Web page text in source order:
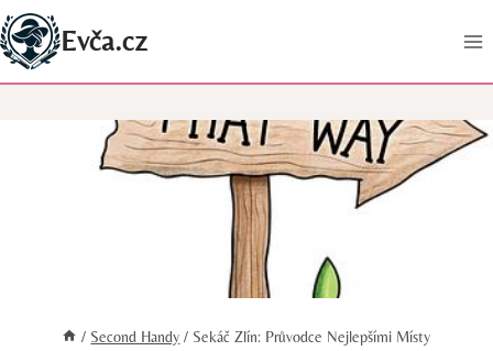
Přeskočit
na
obsah
Evča.cz
/ Second Handy / Sekáč Zlín: Průvodce Nejlepšími Místy